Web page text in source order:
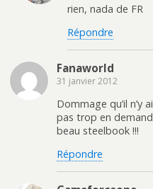
rien, nada de FR
Répondre
Fanaworld
31 janvier 2012
Dommage qu’il n’y
pas trop en
beau steelbook !!!
Répondre